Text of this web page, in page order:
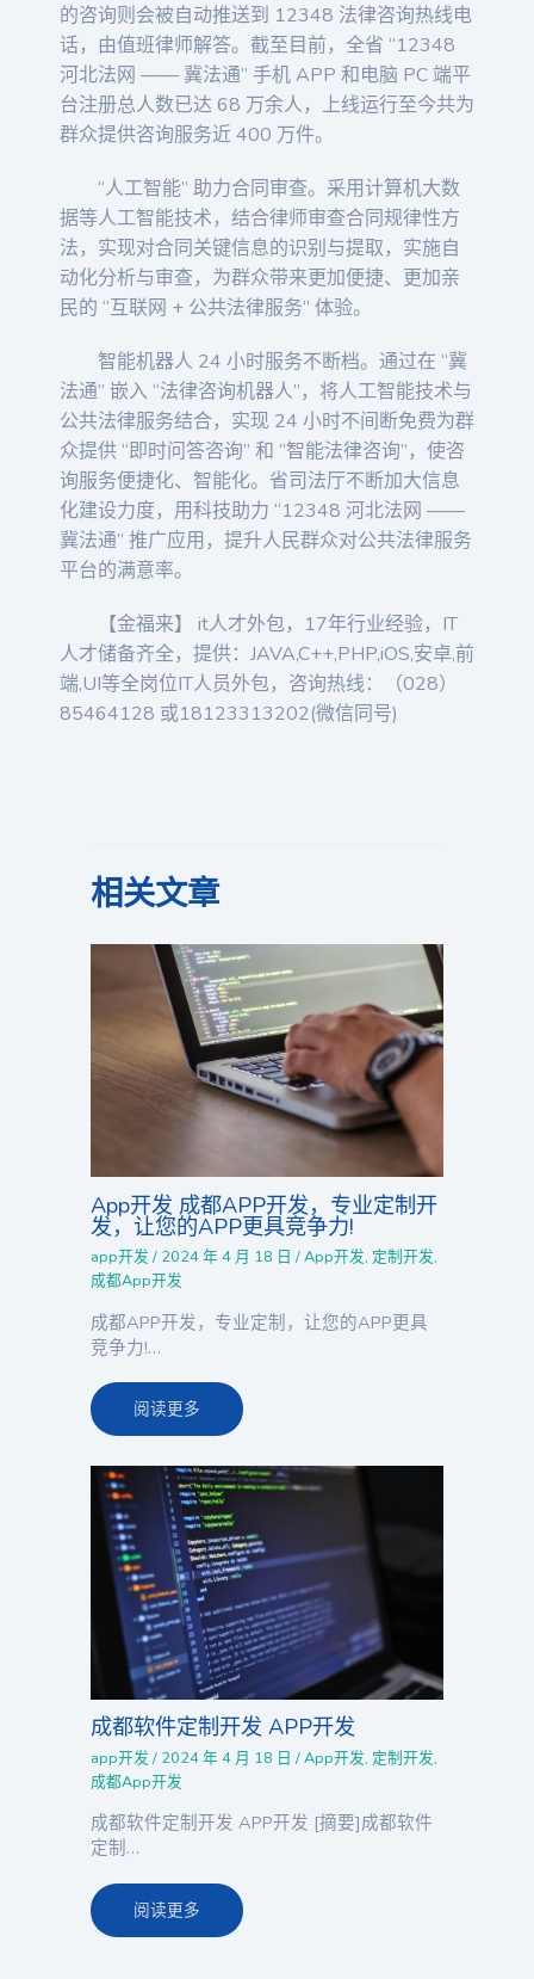
的咨询则会被自动推送到 12348 法律咨询热线电
话，由值班律师解答。截至目前，全省 “12348
河北法网 —— 冀法通” 手机 APP 和电脑 PC 端平
台注册总人数已达 68 万余人，上线运行至今共为
群众提供咨询服务近 400 万件。
“人工智能” 助力合同审查。采用计算机大数
据等人工智能技术，结合律师审查合同规律性方
法，实现对合同关键信息的识别与提取，实施自
动化分析与审查，为群众带来更加便捷、更加亲
民的 “互联网 + 公共法律服务” 体验。
智能机器人 24 小时服务不断档。通过在 “冀
法通” 嵌入 “法律咨询机器人”，将人工智能技术与
公共法律服务结合，实现 24 小时不间断免费为群
众提供 “即时问答咨询” 和 “智能法律咨询”，使咨
询服务便捷化、智能化。省司法厅不断加大信息
化建设力度，用科技助力 “12348 河北法网 ——
冀法通” 推广应用，提升人民群众对公共法律服务
平台的满意率。
【金福来】 it人才外包，17年行业经验，IT
人才储备齐全，提供：JAVA,C++,PHP,iOS,安卓,前
端,UI等全岗位IT人员外包，咨询热线：（028）
85464128 或18123313202(微信同号)
相关文章
App开发 成都APP开发，专业定制开
发，让您的APP更具竞争力!
app开发 / 2024 年 4 月 18 日/App开发, 定制开发,
成都App开发
成都APP开发，专业定制，让您的APP更具
竞争力!…
阅读更多
成都软件定制开发 APP开发
app开发 / 2024 年 4 月 18 日/App开发, 定制开发,
成都App开发
成都软件定制开发 APP开发 [摘要]成都软件
定制…
阅读更多